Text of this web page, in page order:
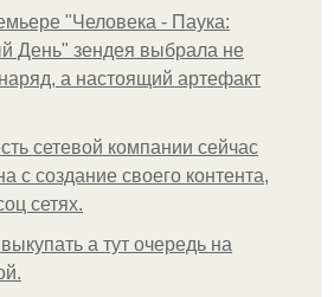
"Человека - Паука:
День" зендея выбрала не
а настоящий артефакт
сетевой компании сейчас
с создание своего контента,
сетях.
а тут очередь на